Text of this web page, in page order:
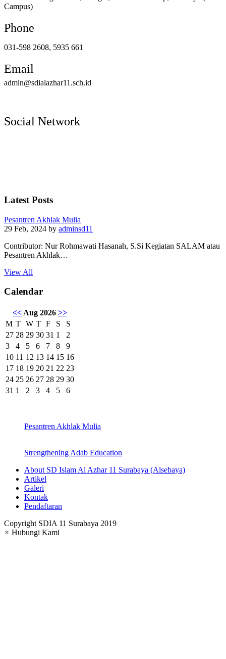
Campus)
Phone
031-598 2608, 5935 661
Email
admin@sdialazhar11.sch.id
Social Network
Latest Posts
Pesantren Akhlak Mulia
29 Feb, 2024 by adminsd11
Contributor: Nur Rohmawati Hasanah, S.Si Kegiatan SALAM atau
Pesantren Akhlak…
View All
Calendar
<< Aug 2026 >>
M T W T F S
S
27 28 29 30 31 1
2
3
4 5 6 7 8
9
10 11 12 13 14 15 16
17 18 19 20 21 22 23
24 25 26 27 28 29 30
31 1 2 3 4 5 6
Pesantren Akhlak Mulia
Strengthening Adab Education
About SD Islam Al Azhar 11 Surabaya (Alsebaya)
Artikel
Galeri
Kontak
Pendaftaran
Copyright SDIA 11 Surabaya 2019
× Hubungi Kami